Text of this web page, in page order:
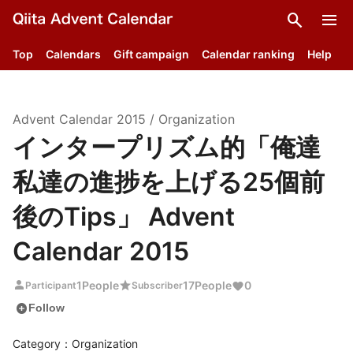
search menu
Top Calendars Gift campaign Calendar ranking Help
Advent Calendar 2015 / Organization
インタープリズム的「俺達
私達の進捗を上げる25個前
後のTips」 Advent
Calendar 2015
person Participant1PeoplestarSubscriber17People 0
add_circleFollow
Category：Organization